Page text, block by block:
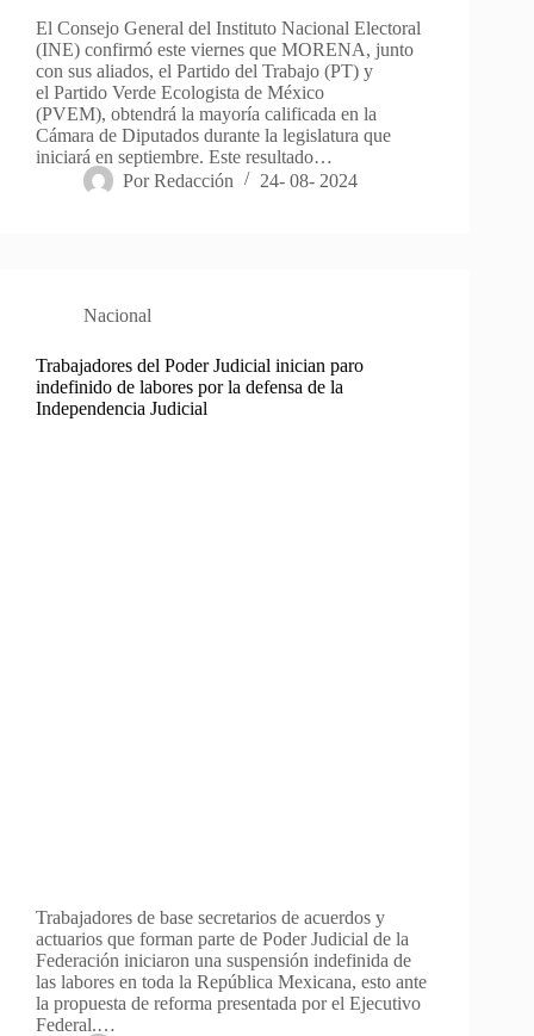
El Consejo General del Instituto Nacional Electoral
(INE) confirmó este viernes que MORENA, junto
con sus aliados, el Partido del Trabajo (PT) y
el Partido Verde Ecologista de México
(PVEM), obtendrá la mayoría calificada en la
Cámara de Diputados durante la legislatura que
iniciará en septiembre. Este resultado…
Por Redacción 24- 08- 2024
Nacional
Trabajadores del Poder Judicial inician paro
indefinido de labores por la defensa de la
Independencia Judicial
Trabajadores de base secretarios de acuerdos y
actuarios que forman parte de Poder Judicial de la
Federación iniciaron una suspensión indefinida de
las labores en toda la República Mexicana, esto ante
la propuesta de reforma presentada por el Ejecutivo
Federal.…